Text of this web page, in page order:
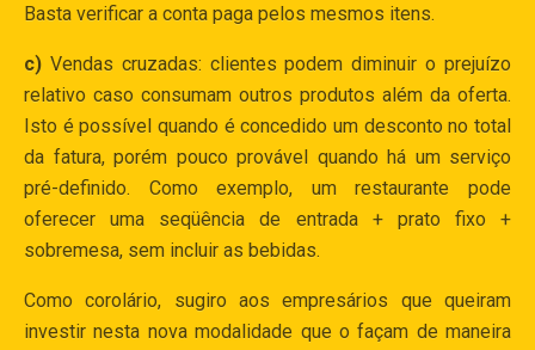
Basta verificar a conta paga pelos mesmos itens.
c) Vendas cruzadas: clientes podem diminuir o prejuízo
relativo caso consumam outros produtos além da oferta.
Isto é possível quando é concedido um desconto no total
da fatura, porém pouco provável quando há um serviço
pré-definido. Como exemplo, um restaurante pode
oferecer uma seqüência de entrada + prato fixo +
sobremesa, sem incluir as bebidas.
Como corolário, sugiro aos empresários que queiram
investir nesta nova modalidade que o façam de maneira